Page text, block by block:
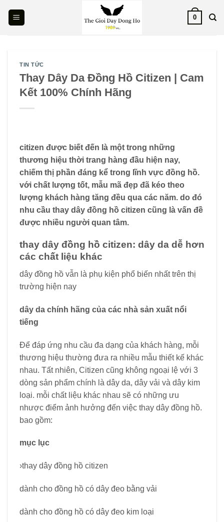
0
TIN TỨC
Thay Dây Da Đồng Hồ Citizen | Cam
Kết 100% Chính Hãng
citizen được biết đến là một trong những
thương hiệu thời trang hàng đầu hiện nay,
chiếm thị phần đáng kể trong lĩnh vực đồng hồ.
với chất lượng tốt, mẫu mã đẹp đã kéo theo
lượng khách hàng tăng đều qua các năm. do đó
nhu cầu thay dây đồng hồ citizen cũng là vấn đề
được nhiều người quan tâm.
thay dây đồng hồ citizen: dây da dễ hơn
các chất liệu khác
dây đồng hồ vẫn là phụ kiện phổ biến nhất trên thị
trường hiện nay
dây da chính hãng của các nhà sản xuất nổi
tiếng
Để đáp ứng nhu cầu đa dạng của khách hàng, mỗi
thương hiệu thường đưa ra nhiều mẫu thiết kế khác
nhau. Tất nhiên, Citizen cũng không ngoại lệ với 3
dòng sản phẩm chính là dây da, dây vải và dây kim
loại. mỗi chất liệu khác nhau sẽ có những ưu
nhược điểm ảnh hưởng đến việc thay dây đồng hồ.
bao gồm:
mục lục
›thay dây đồng hồ citizen
dành cho đồng hồ có dây đeo bằng vải
dành cho đồng hồ có dây đeo kim loại